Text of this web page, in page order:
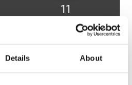
Details About
14
MODELLI DI